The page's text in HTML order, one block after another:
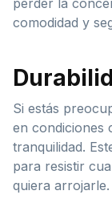
comodidad y
Si estás
en condiciones
tranquilidad.
para resistir
quiera arrojarle.